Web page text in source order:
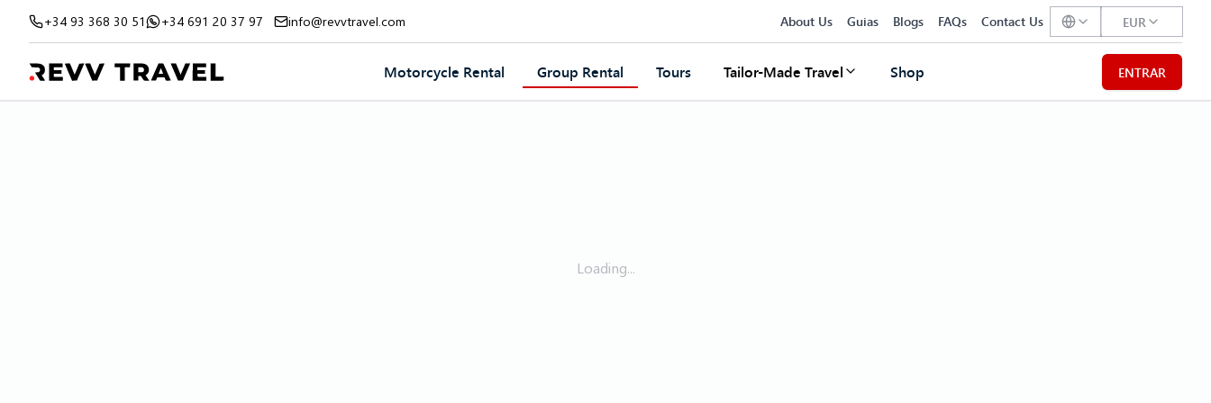
+34 93 368 30 51 +34 691 20 37 97 info@revvtravel.com About Us Guias Blogs FAQs Contact Us EUR
Motorcycle Rental Group Rental Tours Tailor-Made Travel Shop ENTRAR
Loading...